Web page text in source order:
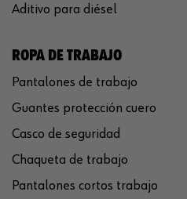
Aditivo para diésel
ROPA DE TRABAJO
Pantalones de trabajo
Guantes protección cuero
Casco de seguridad
Chaqueta de trabajo
Pantalones cortos trabajo